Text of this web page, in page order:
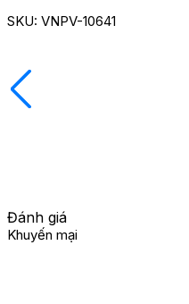
SKU: VNPV-10641
Đánh giá
Khuyến mại